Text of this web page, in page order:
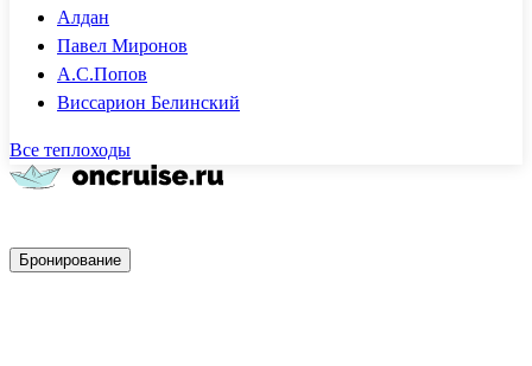
Алдан
Павел Миронов
А.С.Попов
Виссарион Белинский
Все теплоходы
Бронирование